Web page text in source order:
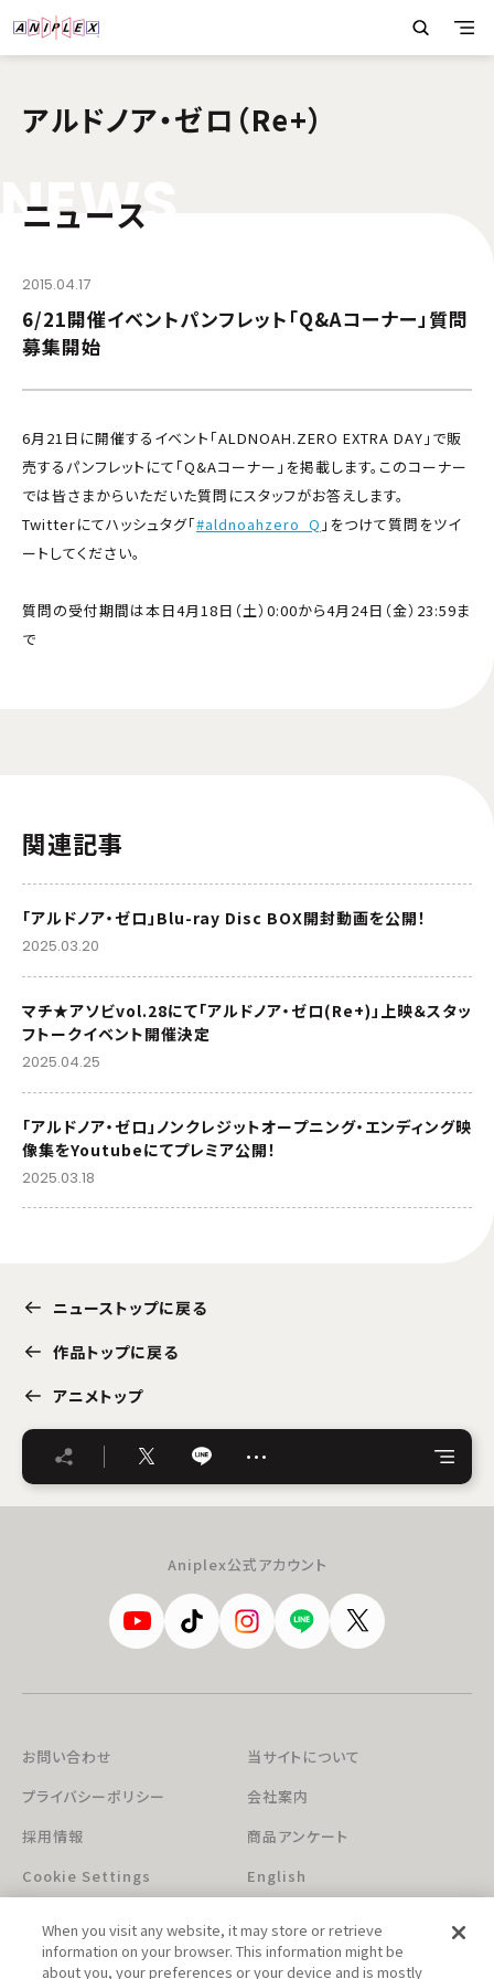
アルドノア・ゼロ（Re+）
NEWS
ニュース
2015.04.17
6/21開催イベントパンフレット「Q&Aコーナー」質問
募集開始
6月21日に開催するイベント「ALDNOAH.ZERO EXTRA DAY」で販
売するパンフレットにて「Q&Aコーナー」を掲載します。このコーナー
では皆さまからいただいた質問にスタッフがお答えします。
Twitterにてハッシュタグ「#aldnoahzero_Q 」をつけて質問をツイ
ートしてください。
質問の受付期間は本日4月18日（土）0:00から4月24日（金）23:59ま
で
関連記事
「アルドノア・ゼロ」Blu-ray Disc BOX開封動画を公開！
2025.03.20
マチ★アソビvol.28にて「アルドノア・ゼロ(Re+)」上映＆スタッ
フトークイベント開催決定
2025.04.25
「アルドノア・ゼロ」ノンクレジットオープニング・エンディング映
像集をYoutubeにてプレミア公開！
2025.03.18
ニューストップに戻る
作品トップに戻る
アニメトップ
…
Aniplex公式アカウント
お問い合わせ
当サイトについて
プライバシーポリシー
会社案内
採用情報
商品アンケート
Cookie Settings
English
When you visit any website, it may store or retrieve
information on your browser. This information might be
about you, your preferences or your device and is mostly